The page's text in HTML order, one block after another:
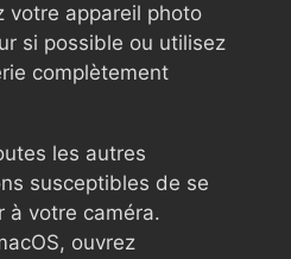
votre appareil photo
si possible ou utilisez
complètement
les autres
susceptibles de se
à votre caméra.
ouvrez